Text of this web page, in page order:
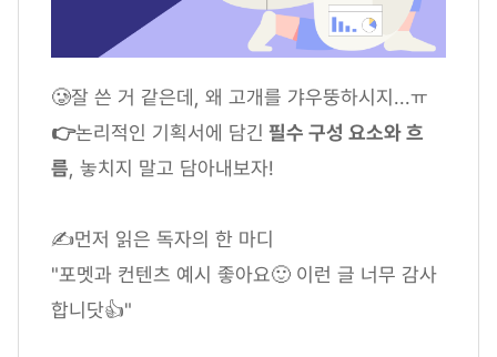
🥲잘 쓴 거 같은데, 왜 고개를 갸우뚱하시지...ㅠ
👉논리적인 기획서에 담긴 필수 구성 요소와 흐
름, 놓치지 말고 담아내보자!
✍먼저 읽은 독자의 한 마디
"포멧과 컨텐츠 예시 좋아요🙂 이런 글 너무 감사
합니닷👍"